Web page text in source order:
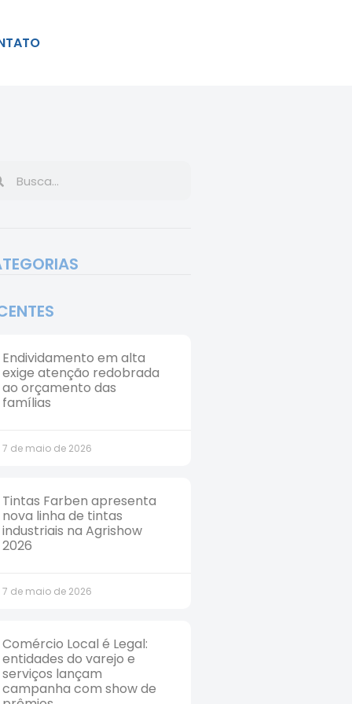
Endividamento em alta
exige atenção redobrada
ao orçamento das
famílias
7 de maio de 2026
Tintas Farben apresenta
nova linha de tintas
industriais na Agrishow
2026
7 de maio de 2026
Comércio Local é Legal:
entidades do varejo e
serviços lançam
campanha com show de